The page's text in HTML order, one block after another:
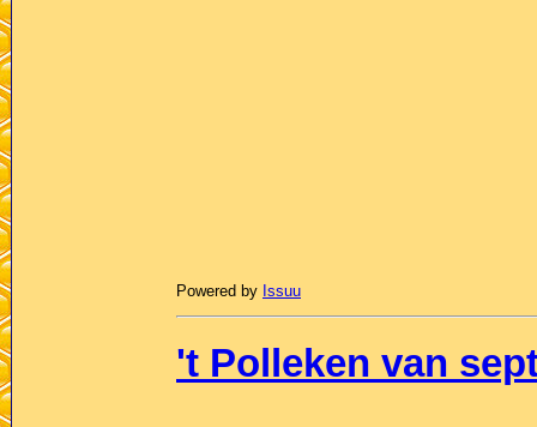
Powered by Issuu
't Polleken van